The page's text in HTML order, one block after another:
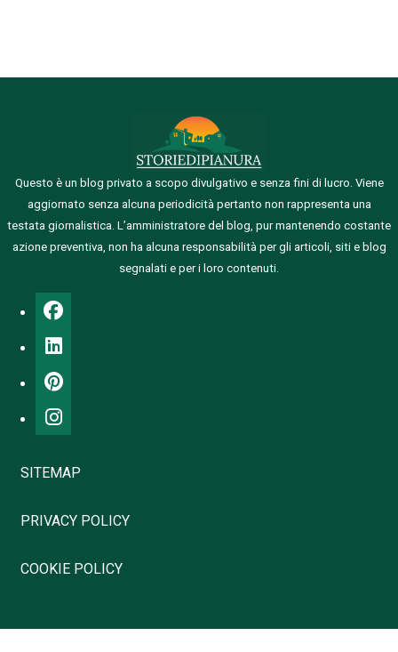
Questo è un blog privato a scopo divulgativo e senza fini di lucro. Viene
aggiornato senza alcuna periodicità pertanto non rappresenta una
testata giornalistica. L’amministratore del blog, pur mantenendo costante
azione preventiva, non ha alcuna responsabilità per gli articoli, siti e blog
segnalati e per i loro contenuti.
SITEMAP
PRIVACY POLICY
COOKIE POLICY